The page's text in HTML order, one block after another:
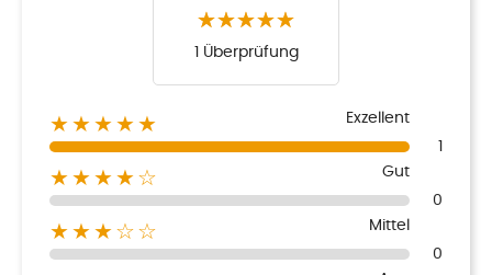
1 Überprüfung
★★★★★
Exzellent
★★★★☆
Gut
0
★★★☆☆
Mittel
0